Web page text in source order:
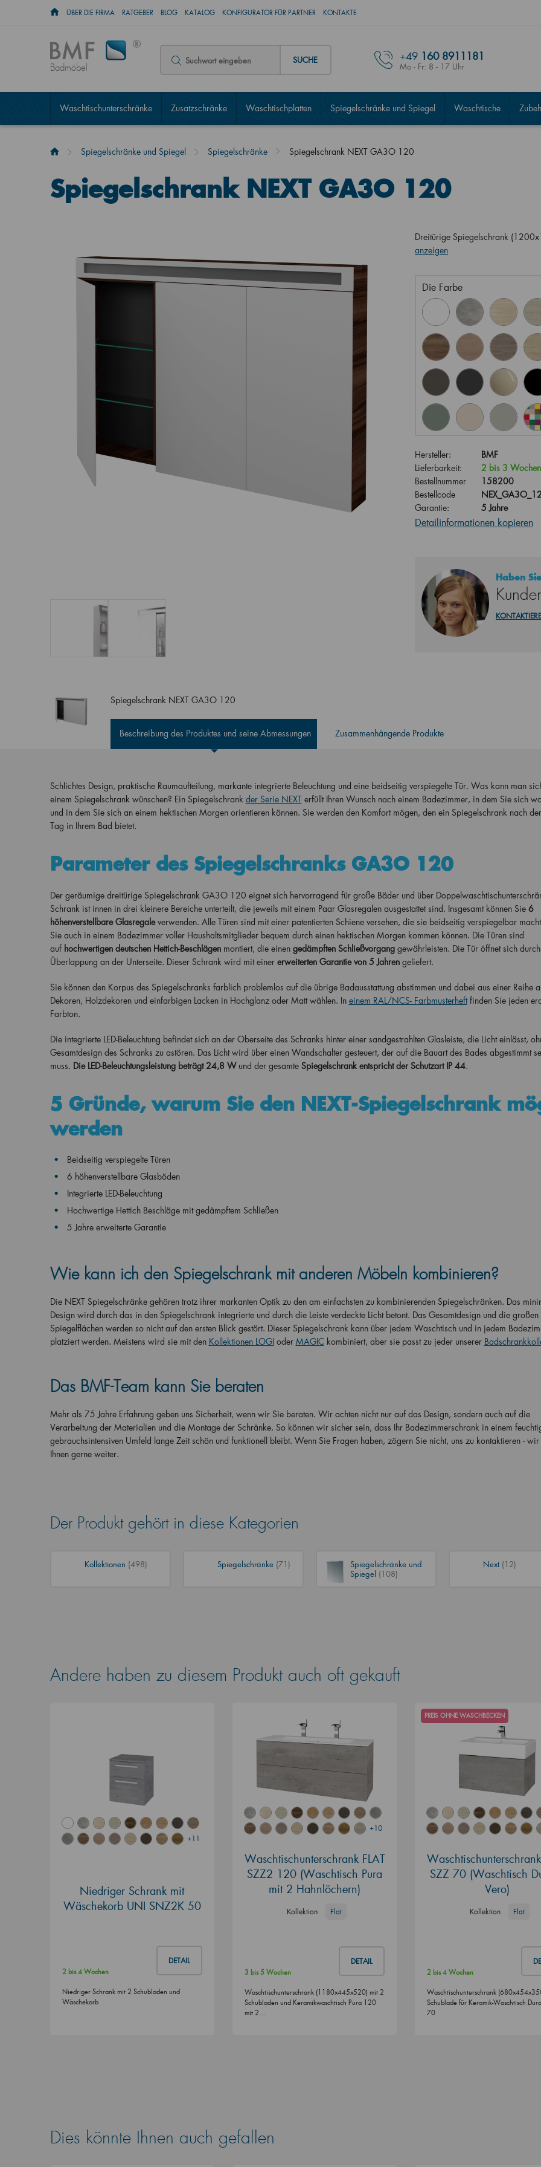
ÜBER DIE FIRMA RATGEBER BLOG KATALOG KONFIGURATOR FÜR PARTNER KONTAKTE
Badmöbel
SUCHE +49 160 8911181
Mo - Fr: 8 - 17 Uhr
Waschtischunterschränke Zusatzschränke Waschtischplatten Spiegelschränke und Spiegel Waschtische
Spiegelschränke und Spiegel Spiegelschränke Spiegelschrank NEXT GA3O 120
Spiegelschrank NEXT GA3O 120
Dreitürige Spiegelschrank
anzeigen
Die Farbe
Hersteller:
BMF
Lieferbarkeit:
2 bis 3 Wochen
Bestellnummer
158200
Bestellcode
Garantie:
5 Jahre
Detailinformationen kopieren
Haben
Spiegelschrank NEXT GA3O 120
Beschreibung des Produktes und seine Abmessungen Zusammenhängende Produkte
Schlichtes Design, praktische Raumaufteilung, markante integrierte Beleuchtung und eine beidseitig verspiegelte Tür. Was kann man
einem Spiegelschrank wünschen? Ein Spiegelschrank der Serie NEXT erfüllt Ihren Wunsch nach einem Badezimmer, in dem Sie sich
und in dem Sie sich an einem hektischen Morgen orientieren können. Sie werden den Komfort mögen, den ein Spiegelschrank nach
Tag in Ihrem Bad bietet.
Parameter des Spiegelschranks GA3O 120
Der geräumige dreitürige Spiegelschrank GA3O 120 eignet sich hervorragend für große Bäder und über
Schrank ist innen in drei kleinere Bereiche unterteilt, die jeweils mit einem Paar Glasregalen ausgestattet sind. Insgesamt können Sie 6
höhenverstellbare Glasregale verwenden. Alle Türen sind mit einer patentierten Schiene versehen, die sie beidseitig verspiegelbar
Sie auch in einem Badezimmer voller Haushaltsmitglieder bequem durch einen hektischen Morgen kommen können. Die Türen sind
auf hochwertigen deutschen Hettich-Beschlägen montiert, die einen gedämpften Schließvorgang gewährleisten. Die Tür öffnet sich
Überlappung an der Unterseite. Dieser Schrank wird mit einer erweiterten Garantie von 5 Jahren geliefert.
Sie können den Korpus des Spiegelschranks farblich problemlos auf die übrige Badausstattung abstimmen und dabei aus einer Reihe
Dekoren, Holzdekoren und einfarbigen Lacken in Hochglanz oder Matt wählen. In einem RAL/NCS- Farbmusterheft finden Sie jeden
Farbton.
Die integrierte LED-Beleuchtung befindet sich an der Oberseite des Schranks hinter einer sandgestrahlten Glasleiste, die Licht einlässt,
Gesamtdesign des Schranks zu astören. Das Licht wird über einen Wandschalter gesteuert, der auf die Bauart des Bades abgestimmt
muss. Die LED-Beleuchtungsleistung beträgt 24,8 W und der gesamte Spiegelschrank entspricht der Schutzart IP 44.
5 Gründe, warum Sie den NEXT-Spiegelschrank
werden
Beidseitig verspiegelte Türen
6 höhenverstellbare Glasböden
Integrierte LED-Beleuchtung
Hochwertige Hettich Beschläge mit gedämpftem Schließen
5 Jahre erweiterte Garantie
Wie kann ich den Spiegelschrank mit anderen Möbeln kombinieren?
Die NEXT Spiegelschränke gehören trotz ihrer markanten Optik zu den am einfachsten zu kombinierenden Spiegelschränken. Das
Design wird durch das in den Spiegelschrank integrierte und durch die Leiste verdeckte Licht betont. Das Gesamtdesign und die großen
Spiegelflächen werden so nicht auf den ersten Blick gestört. Dieser Spiegelschrank kann über jedem Waschtisch und in jedem
platziert werden. Meistens wird sie mit den Kollektionen LOGI oder MAGIC kombiniert, aber sie passt zu jeder unserer
Das BMF-Team kann Sie beraten
Mehr als 75 Jahre Erfahrung geben uns Sicherheit, wenn wir Sie beraten. Wir achten nicht nur auf das Design, sondern auch auf die
Verarbeitung der Materialien und die Montage der Schränke. So können wir sicher sein, dass Ihr Badezimmerschrank in einem
gebrauchsintensiven Umfeld lange Zeit schön und funktionell bleibt. Wenn Sie Fragen haben, zögern Sie nicht, uns zu kontaktieren - wir
Ihnen gerne weiter.
Der Produkt gehört in diese Kategorien
Kollektionen (498) Spiegelschränke (71)
Spiegelschränke und
Spiegel (108)
Next (12)
Andere haben zu diesem Produkt auch oft gekauft
+11
Niedriger Schrank mit
Wäschekorb UNI SNZ2K 50
DETAIL
2 bis 4 Wochen
Niedriger Schrank mit 2 Schubladen und
Wäschekorb
+10
Waschtischunterschrank FLAT
SZZ2 120 (Waschtisch Pura
mit 2 Hahnlöchern)
Kollektion Flat
DETAIL
3 bis 5 Wochen
Waschtischunterschrank (1180x445x520) mit 2
Schubladen und Keramikwaschtisch Pura 120
mit 2…
PREIS OHNE WASCHBECKEN
SZZ 70 (Waschtisch
Vero)
Kollektion Flat
2 bis 4 Wochen
Waschtischunterschrank
Schublade für Keramik-Waschtisch
70
Dies könnte Ihnen auch gefallen